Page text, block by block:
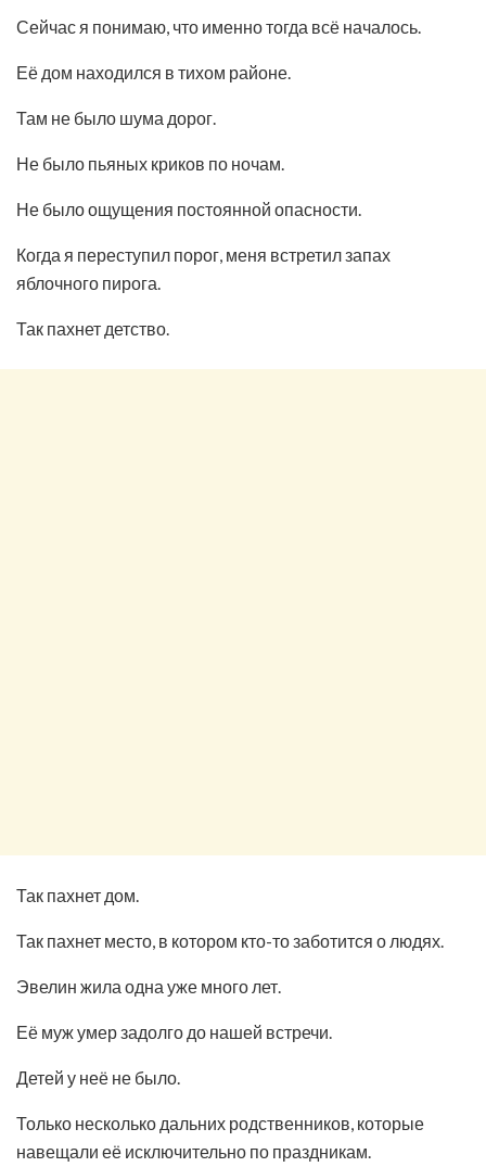
Сейчас я понимаю, что именно тогда всё началось.
Её дом находился в тихом районе.
Там не было шума дорог.
Не было пьяных криков по ночам.
Не было ощущения постоянной опасности.
Когда я переступил порог, меня встретил запах
яблочного пирога.
Так пахнет детство.
Так пахнет дом.
Так пахнет место, в котором кто-то заботится о людях.
Эвелин жила одна уже много лет.
Её муж умер задолго до нашей встречи.
Детей у неё не было.
Только несколько дальних родственников, которые
навещали её исключительно по праздникам.